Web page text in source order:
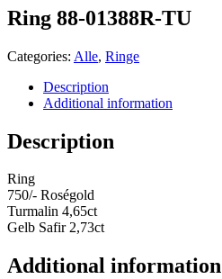
Ring 88-01388R-TU
Categories: Alle, Ringe
Description
Additional information
Description
Ring
750/- Roségold
Turmalin 4,65ct
Gelb Safir 2,73ct
Additional information